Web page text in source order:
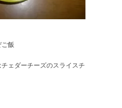
飯
ェダーチーズのスライスチ